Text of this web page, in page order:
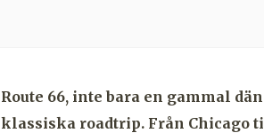
Route 66, inte bara en gammal
klassiska roadtrip. Från Chicago